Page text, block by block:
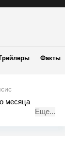
Факты
месяца
очевидным,
зловещее
Еще...